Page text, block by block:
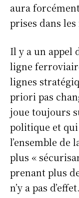
aura
prises dans
Il y a un appel
ligne
lignes
priori pas
joue toujours
politique et qui
l’ensemble de
plus «
prenant plus
n’y a pas